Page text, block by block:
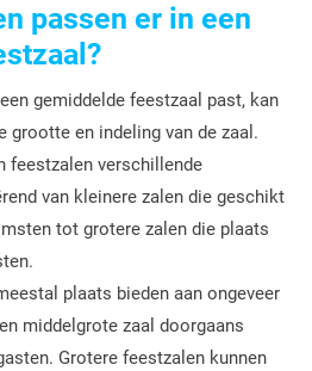
passen er in een
gemiddelde feestzaal past, kan
grootte en indeling van de zaal.
feestzalen verschillende
van kleinere zalen die geschikt
tot grotere zalen die plaats
plaats bieden aan ongeveer
middelgrote zaal doorgaans
Grotere feestzalen kunnen